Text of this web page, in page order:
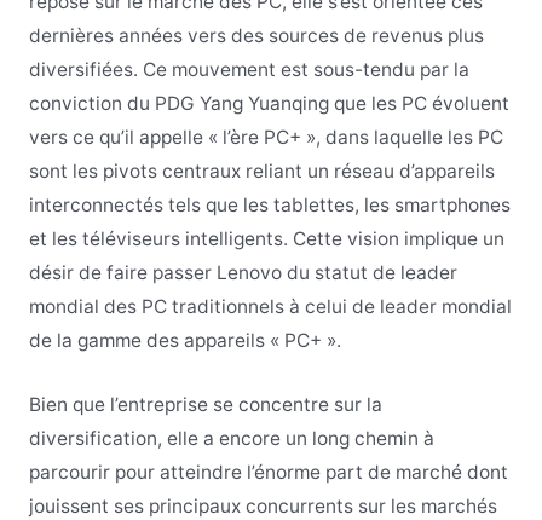
dernières années vers des sources de revenus plus
diversifiées. Ce mouvement est sous-tendu par la
conviction du PDG Yang Yuanqing que les PC évoluent
vers ce qu’il appelle « l’ère PC+ », dans laquelle les PC
sont les pivots centraux reliant un réseau d’appareils
interconnectés tels que les tablettes, les smartphones
et les téléviseurs intelligents. Cette vision implique un
désir de faire passer Lenovo du statut de leader
mondial des PC traditionnels à celui de leader mondial
de la gamme des appareils « PC+ ».
Bien que l’entreprise se concentre sur la
diversification, elle a encore un long chemin à
parcourir pour atteindre l’énorme part de marché dont
jouissent ses principaux concurrents sur les marchés